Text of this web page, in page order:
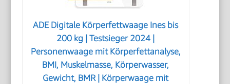
ADE Digitale Körperfettwaage Ines bis
200 kg | Testsieger 2024 |
Personenwaage mit Körperfettanalyse,
BMI, Muskelmasse, Körperwasser,
Gewicht, BMR | Körperwaage mit